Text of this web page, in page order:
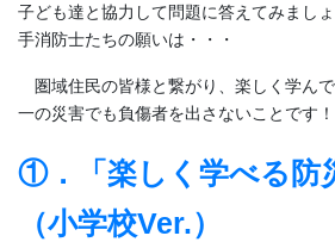
子ども達と協力して問題に答えてみまし
手消防士たちの願いは・・・
圏域住民の皆様と繋がり、楽しく学ん
一の災害でも負傷者を出さないことです！
①．「楽しく学べる防
（小学校Ver.）